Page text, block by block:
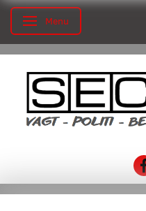
Toggle navigation
Menu